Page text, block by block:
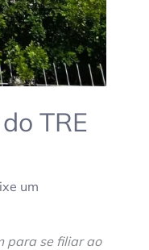
TRE
um
para se filiar ao